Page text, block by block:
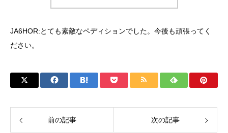
JA6HOR:とても素敵なペディションでした。今後も頑張ってく
ださい。
前の記事 次の記事